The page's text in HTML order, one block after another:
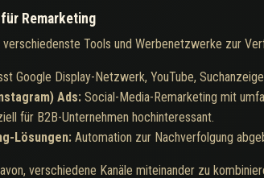
Remarketing
Tools und Werbenetzwerke zur
Google Display-Netzwerk, YouTube,
Ads: Social-Media-Remarketing mit
für B2B-Unternehmen hochinteressant.
Lösungen: Automation zur Nachverfolgung
verschiedene Kanäle miteinander zu